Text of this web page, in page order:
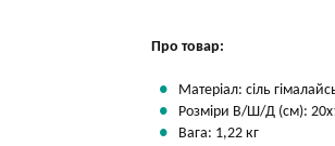
Про товар:
Матеріал: сіль
Розміри В/Ш/Д (см):
Вага: 1,22 кг